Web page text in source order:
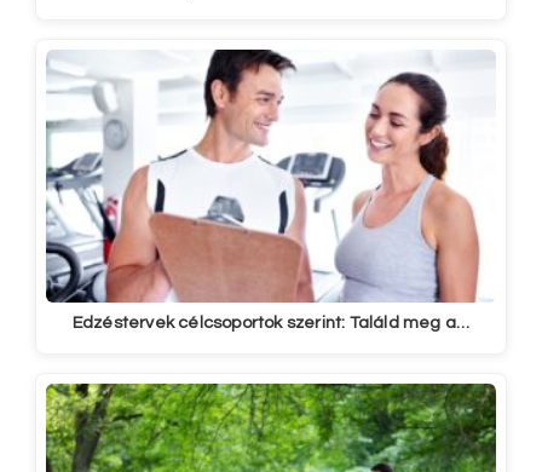
Edzéstervek célcsoportok szerint: Találd meg a…